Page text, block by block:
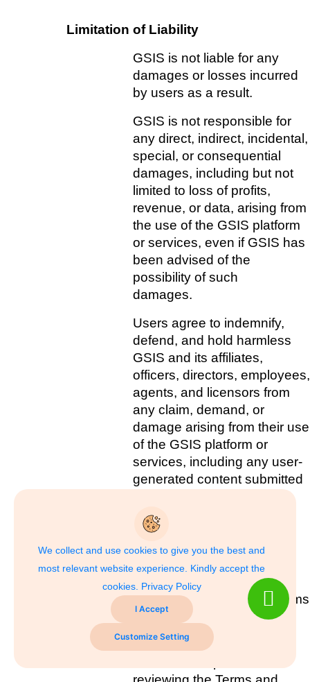
Limitation of Liability
GSIS is not liable for any
damages or losses incurred
by users as a result.
GSIS is not responsible for
any direct, indirect, incidental,
special, or consequential
damages, including but not
limited to loss of profits,
revenue, or data, arising from
the use of the GSIS platform
or services, even if GSIS has
been advised of the
possibility of such
damages.
Users agree to indemnify,
defend, and hold harmless
GSIS and its affiliates,
officers, directors, employees,
agents, and licensors from
any claim, demand, or
damage arising from their use
of the GSIS platform or
services, including any user-
generated content submitted
Changes to Terms and Conditions
GSIS reserves the right to
update or modify these Terms
and Conditions at any time,
without notice.
We collect and use cookies to give you the best and
most relevant website experience. Kindly accept the
cookies. Privacy Policy
I Accept
Customize Setting